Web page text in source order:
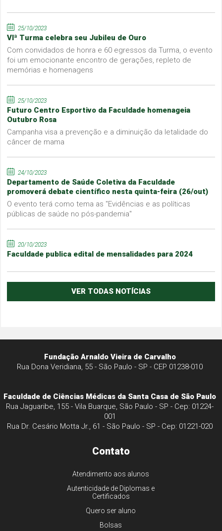
25/10/2023
VIª Turma celebra seu Jubileu de Ouro
Com convidados de honra e 60 egressos da Turma, o evento
foi um emocionante encontro de gerações, repleto de
memórias e homenagens
25/10/2023
Futuro Centro Esportivo da Faculdade homenageia
Outubro Rosa
Campanha visa a prevenção e a diminuição da letalidade do
câncer de mama
24/10/2023
Departamento de Saúde Coletiva da Faculdade
promoverá debate científico nesta quinta-feira (26/out)
O evento terá como tema as "Evidências e as políticas
públicas de saúde no pós-pandemia"
20/10/2023
Faculdade publica edital de mensalidades para 2024
VER TODAS NOTÍCIAS
Fundação Arnaldo Vieira de Carvalho
Rua Dona Veridiana, 55 - São Paulo - SP - CEP 01238-010
Faculdade de Ciências Médicas da Santa Casa de São Paulo
Rua Jaguaribe, 155 - Vila Buarque, São Paulo - SP - Cep: 01224-
001
Rua Dr. Cesário Motta Jr., 61 - São Paulo - SP - Cep: 01221-020
Contato
Atendimento aos alunos
Autenticidade de Diplomas e
Certificados
Quero ser aluno
Bolsas